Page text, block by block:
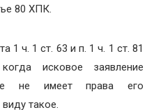
80 ХПК.
1 ч. 1 ст. 63 и п. 1 ч. 1 ст. 81
исковое заявление
не имеет права его
такое.